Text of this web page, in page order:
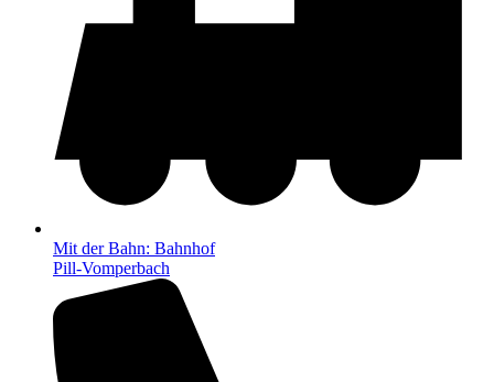
Mit der Bahn: Bahnhof
Pill-Vomperbach